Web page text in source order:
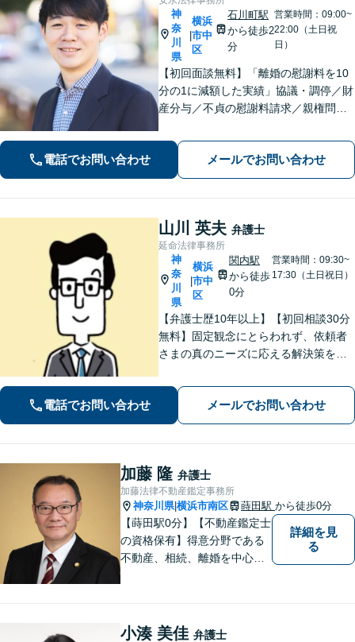
神
奈
川
県
|
横浜
市中
区
石川町駅
から徒歩2
分
営業時間：09:00~
22:00（土日祝
日）
【初回面談無料】「離婚の慰謝料を10
分の1に減額した実績」協議・調停／財
産分与／不貞の慰謝料請求／親権問題
ーの顧問経験豊富」土地・建物の明渡
しや賃料回収など幅広くサポート【夜
間・休日面談可】【電話相談対応】
電話でお問い合わせ メールでお問い合わせ
山川 英夫 弁護士
延命法律事務所
神
奈
川
県
横浜
市中
区
関内駅
から徒歩
0分
営業時間：09:30~
17:30（土日祝日）
【弁護士歴10年以上】【初回相談30分
無料】固定観念にとらわれず、依頼者
さまの真のニーズに応える解決策を導
士業との連携で不動産トラブルや相続
問題にワンストップの対応も可能【WE
B面談対応】【関内駅3分】
電話でお問い合わせ メールでお問い合わせ
加藤 隆 弁護士
加藤法律不動産鑑定事務所
神奈川県|横浜市南区 蒔田駅 から徒歩0分
【蒔田駅0分】【不動産鑑定士
の資格保有】得意分野である
不動産、相続、離婚を中心に
り添った弁護活動を目指しま
詳細を見
る
小湊 美佳 弁護士